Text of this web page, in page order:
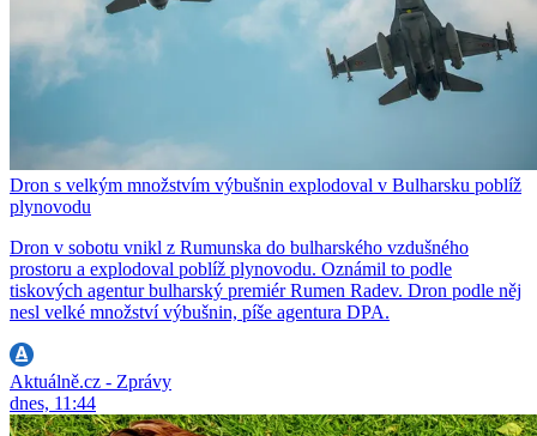
Dron s velkým množstvím výbušnin explodoval v Bulharsku poblíž
plynovodu
Dron v sobotu vnikl z Rumunska do bulharského vzdušného
prostoru a explodoval poblíž plynovodu. Oznámil to podle
tiskových agentur bulharský premiér Rumen Radev. Dron podle něj
nesl velké množství výbušnin, píše agentura DPA.
Aktuálně.cz - Zprávy
dnes, 11:44